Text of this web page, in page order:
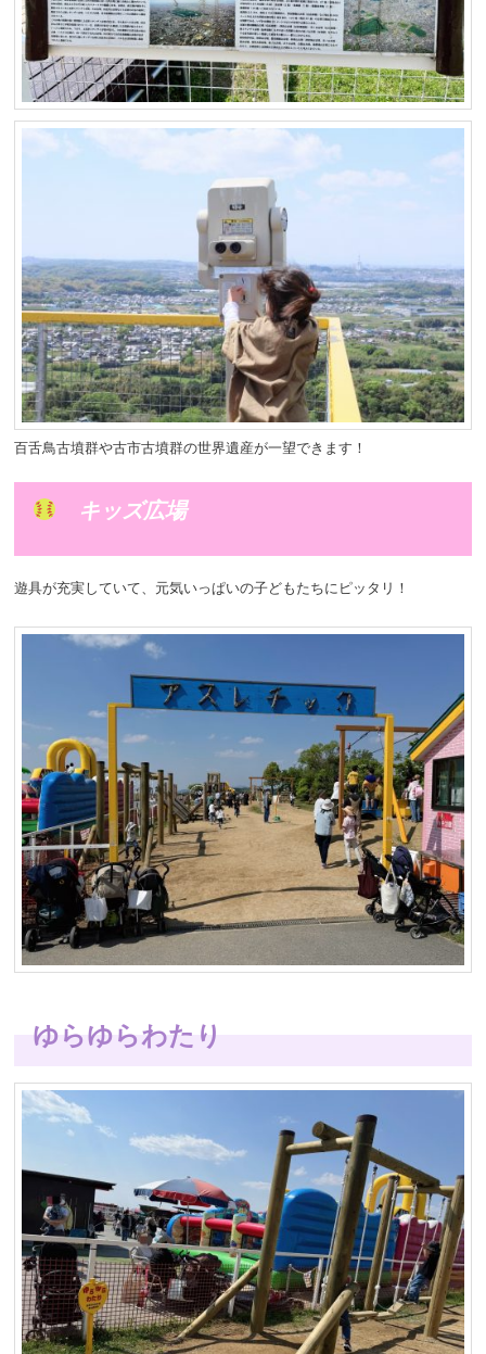
百舌鳥古墳群や古市古墳群の世界遺産が一望できます！
キッズ広場
遊具が充実していて、元気いっぱいの子どもたちにピッタリ！
ゆらゆらわたり